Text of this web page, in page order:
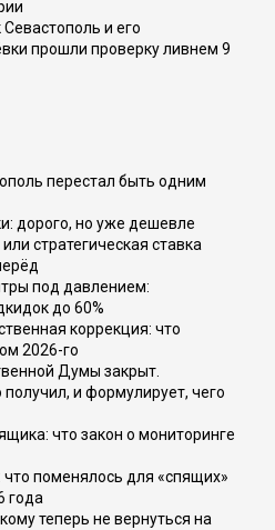
и его
прошли проверку ливнем 9
перестал быть одним
дорого, но уже дешевле
стратегическая ставка
под давлением:
до 60%
коррекция: что
2026-го
Думы закрыт.
и формулирует, чего
что закон о мониторинге
поменялось для «спящих»
года
теперь не вернуться на